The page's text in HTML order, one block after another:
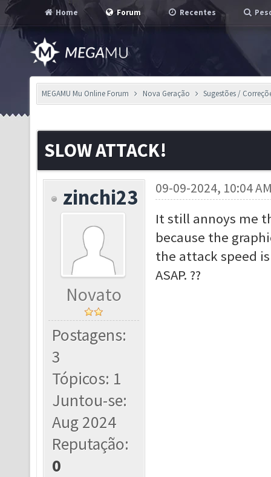
Home Forum Recentes
MEGAMU Mu Online Forum Nova Geração Sugestões /
SLOW ATTACK!
zinchi23
Novato
Postagens:
3
Tópicos: 1
Juntou-se:
Aug 2024
Reputação:
0
09-09-2024, 10:04
It still annoys me
because the
the attack speed
ASAP. ?‍?